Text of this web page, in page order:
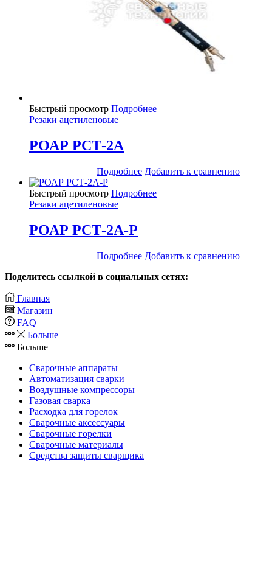
Быстрый просмотр Подробнее
Резаки ацетиленовые
РОАР РСТ-2А
Подробнее Добавить к сравнению
Быстрый просмотр Подробнее
Резаки ацетиленовые
РОАР РСТ-2А-Р
Подробнее Добавить к сравнению
Поделитесь ссылкой в социальных сетях:
Главная
Магазин
FAQ
Больше
Больше
Сварочные аппараты
Автоматизация сварки
Воздушные компрессоры
Газовая сварка
Расходка для горелок
Сварочные аксессуары
Сварочные горелки
Сварочные материалы
Средства защиты сварщика